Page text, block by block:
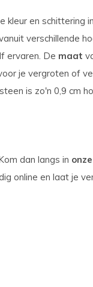
kleur en
verschillende
ervaren. De maat
je vergroten of
is zo'n 0,9 cm
dan langs in
online en laat je